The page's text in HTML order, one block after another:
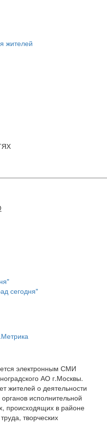
жителей
сегодня"
электронным СМИ
АО г.Москвы.
жителей о деятельности
исполнительной
происходящих в районе
творческих